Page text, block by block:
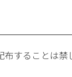
することは禁